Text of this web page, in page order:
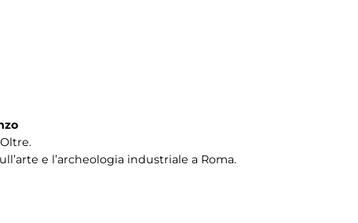
e l’archeologia industriale a Roma.